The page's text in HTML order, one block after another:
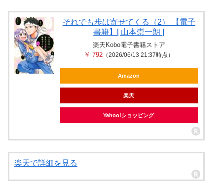
それでも歩は寄せてくる（2） 【電子
書籍】[ 山本崇一朗 ]
楽天Kobo電子書籍ストア
￥ 792 （2026/06/13 21:37時点）
Amazon
楽天
Yahoo!ショッピング
楽天で詳細を見る